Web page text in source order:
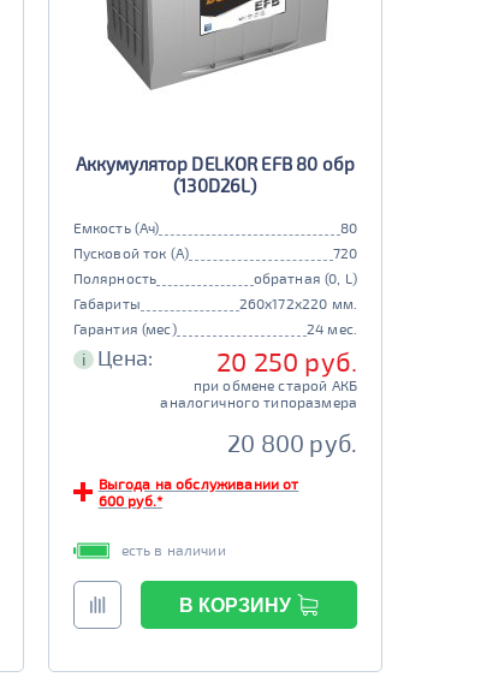
Аккумулятор DELKOR EFB 80 обр
(130D26L)
Емкость (Ач)
80
Пусковой ток (А)
720
Полярность
обратная (0, L)
Габариты
260x172x220 мм.
Гарантия (мес)
24 мес.
i Цена: 20 250 руб.
при обмене старой АКБ
аналогичного типоразмера
20 800 руб.
Выгода на обслуживании от
600 руб.*
есть в наличии
В КОРЗИНУ